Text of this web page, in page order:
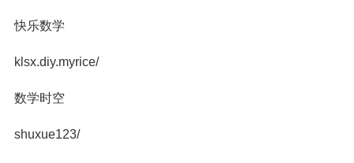
快乐数学
klsx.diy.myrice/
数学时空
shuxue123/